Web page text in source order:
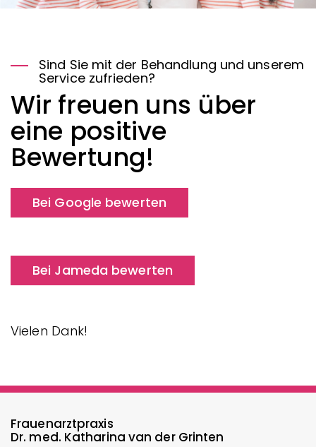
Sind Sie mit der Behandlung und unserem
Service zufrieden?
Wir freuen uns über
eine positive
Bewertung!
Bei Google bewerten
Bei Jameda bewerten
Vielen Dank!
Frauenarztpraxis
Dr. med. Katharina van der Grinten